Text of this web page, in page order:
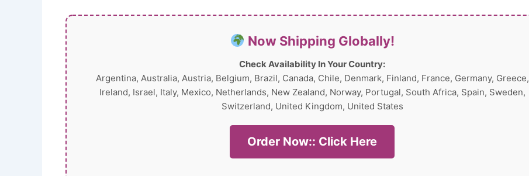
Now Shipping Globally!
Check Availability In Your Country:
Argentina, Australia, Austria, Belgium, Brazil, Canada, Chile, Denmark, Finland, France, Germany, Greece,
Ireland, Israel, Italy, Mexico, Netherlands, New Zealand, Norway, Portugal, South Africa, Spain, Sweden,
Switzerland, United Kingdom, United States
Order Now:: Click Here